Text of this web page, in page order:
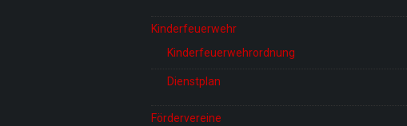
Kinderfeuerwehr
Kinderfeuerwehrordnung
Dienstplan
Fördervereine